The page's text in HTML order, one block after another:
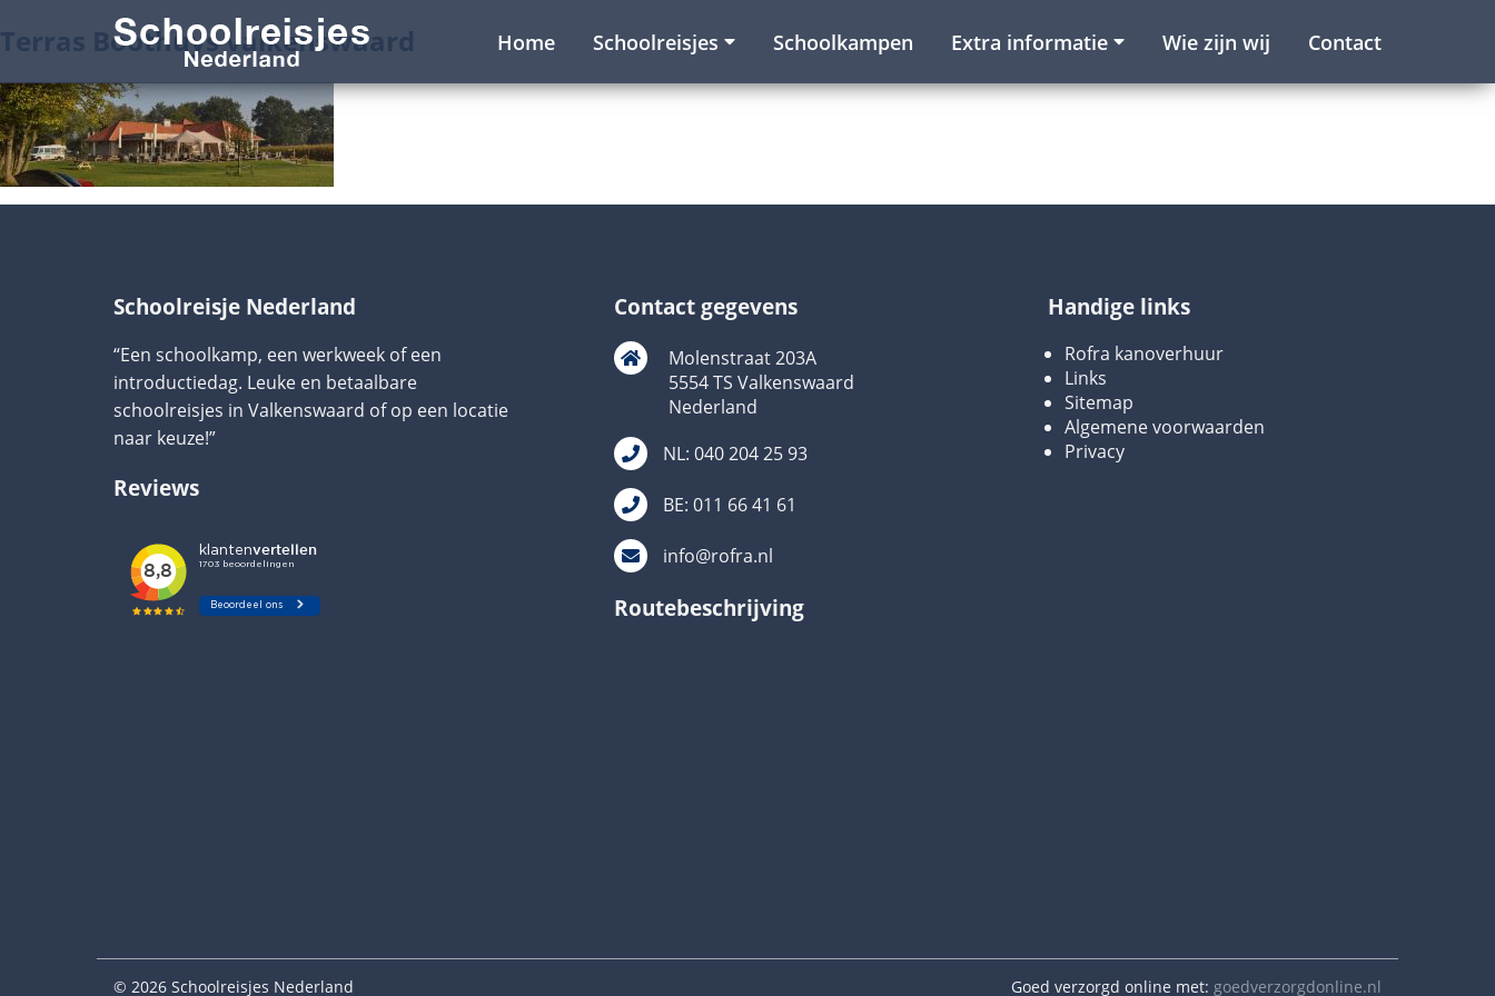
Home Schoolreisjes Schoolkampen Extra informatie Wie zijn wij Contact
Terras Boothuys valkenswaard
Schoolreisje Nederland
“Een schoolkamp, een werkweek of een
introductiedag. Leuke en betaalbare
schoolreisjes in Valkenswaard of op een locatie
naar keuze!”
Reviews
Contact gegevens
Molenstraat 203A
5554 TS Valkenswaard
Nederland
NL: 040 204 25 93
BE: 011 66 41 61
info@rofra.nl
Routebeschrijving
Handige links
Rofra kanoverhuur
Links
Sitemap
Algemene voorwaarden
Privacy
© 2026 Schoolreisjes Nederland Goed verzorgd online met: goedverzorgdonline.nl